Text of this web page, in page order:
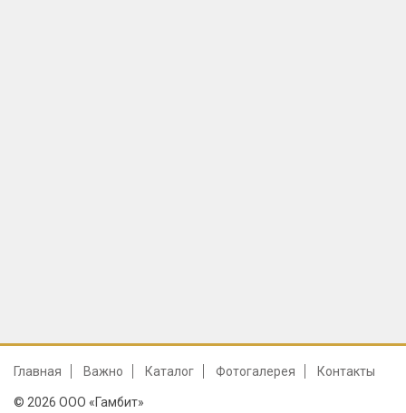
Главная Важно Каталог Фотогалерея Контакты
© 2026 ООО «Гамбит»